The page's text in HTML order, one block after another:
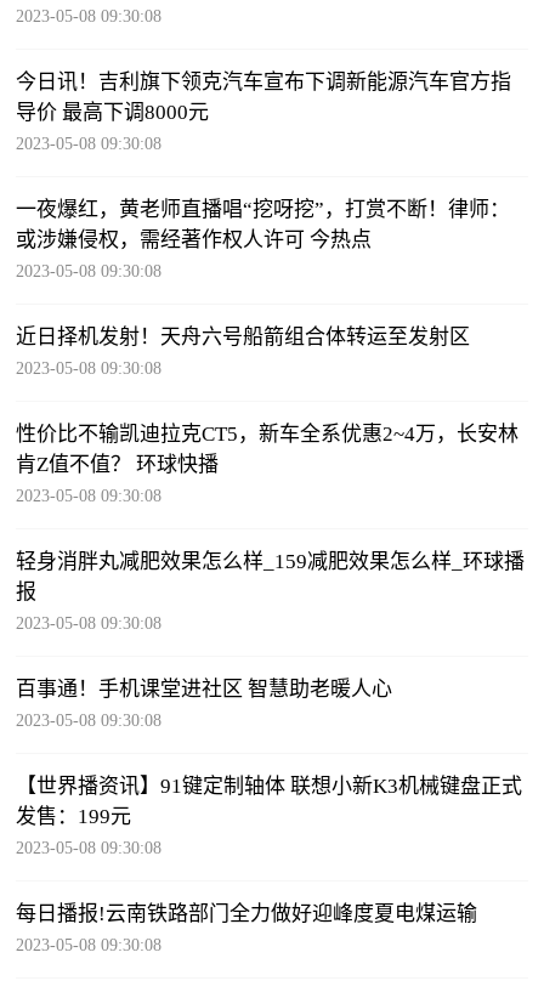
2023-05-08 09:30:08
今日讯！吉利旗下领克汽车宣布下调新能源汽车官方指
导价 最高下调8000元
2023-05-08 09:30:08
一夜爆红，黄老师直播唱“挖呀挖”，打赏不断！律师：
或涉嫌侵权，需经著作权人许可 今热点
2023-05-08 09:30:08
近日择机发射！天舟六号船箭组合体转运至发射区
2023-05-08 09:30:08
性价比不输凯迪拉克CT5，新车全系优惠2~4万，长安林
肯Z值不值？ 环球快播
2023-05-08 09:30:08
轻身消胖丸减肥效果怎么样_159减肥效果怎么样_环球播
报
2023-05-08 09:30:08
百事通！手机课堂进社区 智慧助老暖人心
2023-05-08 09:30:08
【世界播资讯】91键定制轴体 联想小新K3机械键盘正式
发售：199元
2023-05-08 09:30:08
每日播报!云南铁路部门全力做好迎峰度夏电煤运输
2023-05-08 09:30:08